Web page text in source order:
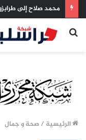
بحث
الرئيسية /صحة و جمال